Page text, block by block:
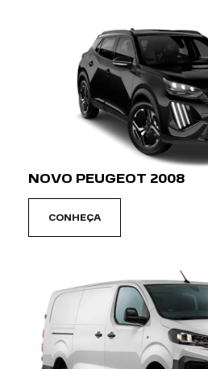
NOVO PEUGEOT 2008
CONHEÇA